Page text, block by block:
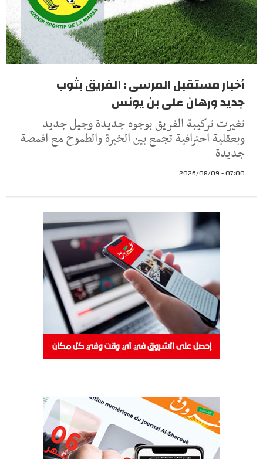
أخبار مستقبل المرسى : الفريق بثوب
جديد ورهان على بن يونس
تغيرت تركيبة الفريق بوجوه جديدة وجيل جديد
وبعقلية احترافية تجمع بين الخبرة والطموح مع اقمصة
جديدة
07:00 - 2026/08/09